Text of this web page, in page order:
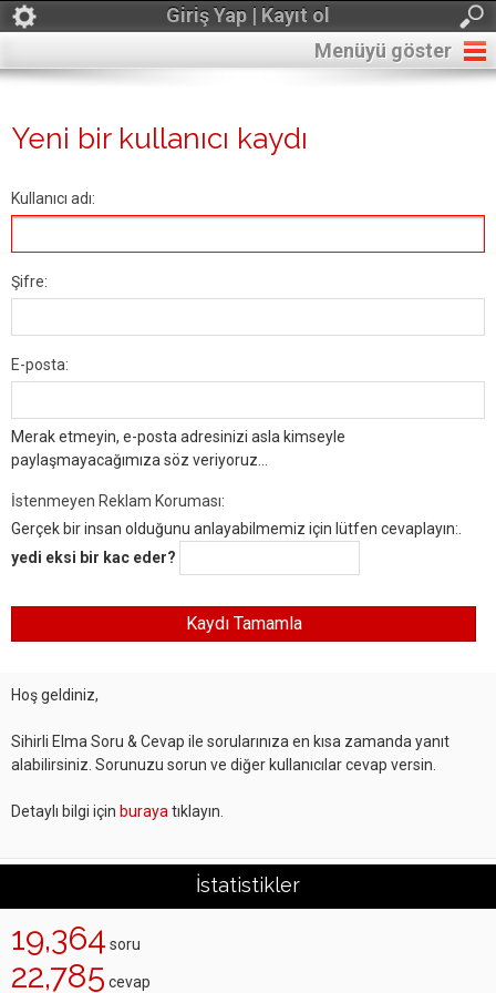
Giriş Yap | Kayıt ol
Menüyü göster
Yeni bir kullanıcı kaydı
Kullanıcı adı:
Şifre:
E-posta:
Merak etmeyin, e-posta adresinizi asla kimseyle
paylaşmayacağımıza söz veriyoruz...
İstenmeyen Reklam Koruması:
Gerçek bir insan olduğunu anlayabilmemiz için lütfen cevaplayın:.
yedi eksi bir kac eder?
Hoş geldiniz,
Sihirli Elma Soru & Cevap ile sorularınıza en kısa zamanda yanıt
alabilirsiniz. Sorunuzu sorun ve diğer kullanıcılar cevap versin.
Detaylı bilgi için buraya tıklayın.
İstatistikler
19,364 soru
22,785 cevap